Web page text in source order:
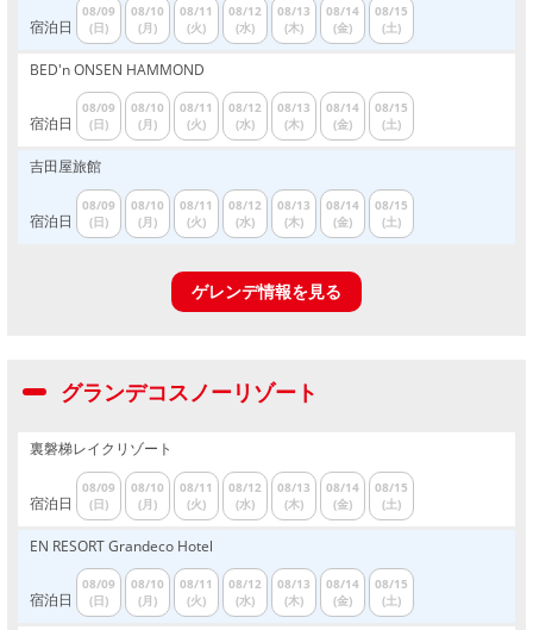
宿泊日
08/09
(日)
08/10
(月)
08/11
(火)
08/12
(水)
08/13
(木)
08/14
(金)
08/15
(土)
BED'n ONSEN HAMMOND
宿泊日
08/09
(日)
08/10
(月)
08/11
(火)
08/12
(水)
08/13
(木)
08/14
(金)
08/15
(土)
吉田屋旅館
宿泊日
08/09
(日)
08/10
(月)
08/11
(火)
08/12
(水)
08/13
(木)
08/14
(金)
08/15
(土)
ゲレンデ情報を見る
グランデコスノーリゾート
裏磐梯レイクリゾート
宿泊日
08/09
(日)
08/10
(月)
08/11
(火)
08/12
(水)
08/13
(木)
08/14
(金)
08/15
(土)
EN RESORT Grandeco Hotel
宿泊日
08/09
(日)
08/10
(月)
08/11
(火)
08/12
(水)
08/13
(木)
08/14
(金)
08/15
(土)